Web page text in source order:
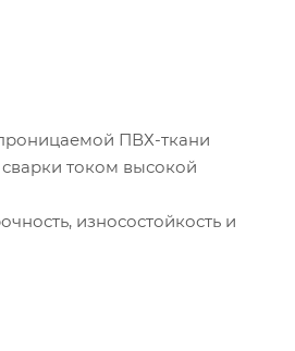
ПВХ-ткани
током высокой
износостойкость и